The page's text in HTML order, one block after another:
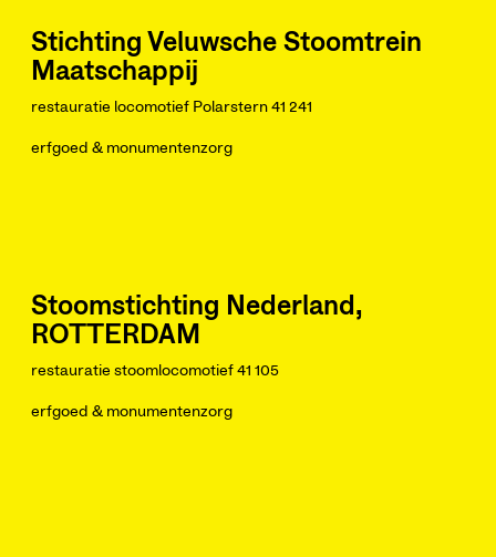
Stichting Veluwsche Stoomtrein
Maatschappij
restauratie locomotief Polarstern 41 241
erfgoed & monumentenzorg
Stoomstichting Nederland,
ROTTERDAM
restauratie stoomlocomotief 41 105
erfgoed & monumentenzorg